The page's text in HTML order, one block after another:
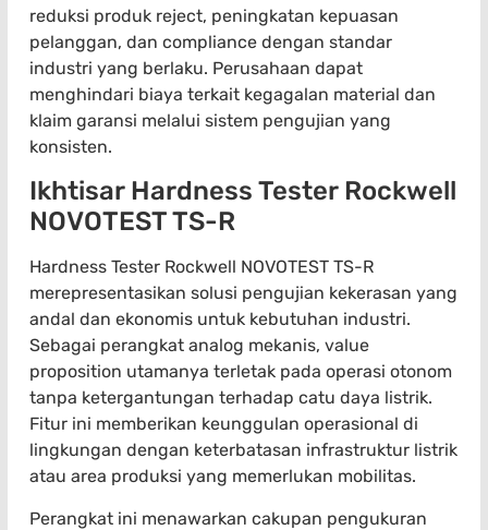
reduksi produk reject, peningkatan kepuasan
pelanggan, dan compliance dengan standar
industri yang berlaku. Perusahaan dapat
menghindari biaya terkait kegagalan material dan
klaim garansi melalui sistem pengujian yang
konsisten.
Ikhtisar Hardness Tester Rockwell
NOVOTEST TS-R
Hardness Tester Rockwell NOVOTEST TS-R
merepresentasikan solusi pengujian kekerasan yang
andal dan ekonomis untuk kebutuhan industri.
Sebagai perangkat analog mekanis, value
proposition utamanya terletak pada operasi otonom
tanpa ketergantungan terhadap catu daya listrik.
Fitur ini memberikan keunggulan operasional di
lingkungan dengan keterbatasan infrastruktur listrik
atau area produksi yang memerlukan mobilitas.
Perangkat ini menawarkan cakupan pengukuran